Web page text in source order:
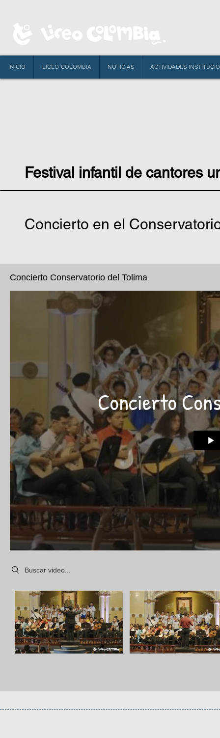
INICIO LICEO COLOMBIA NOTICIAS ACTIVIDADES
Festival infantil de cantores
Concierto en el
Concierto Conservatorio del Tolima
Concierto
Search videos